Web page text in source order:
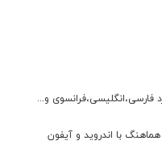
فارسی،انگلیسی،فرانسوی و...